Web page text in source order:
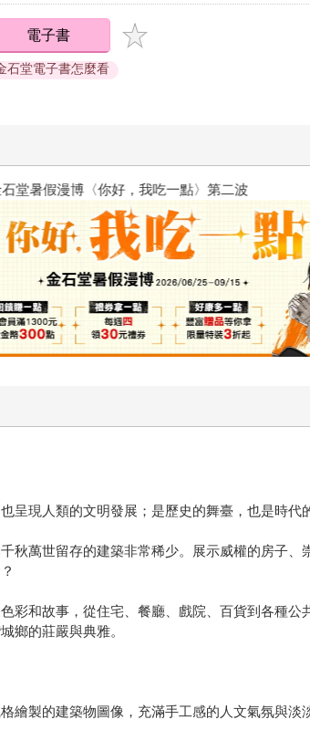
電子書
石堂電子書怎麼看
2026金石堂暑假漫博〈你好，我吃一點〉第二
現人類的文明發展；是歷史的舞臺，也是時代
萬世留存的建築非常稀少。展示威權的房子
和故事，從住宅、餐廳、戲院、百貨到各種公
鄉的莊嚴與典雅。
製的建築物圖像，充滿手工感的人文氣氛與淡